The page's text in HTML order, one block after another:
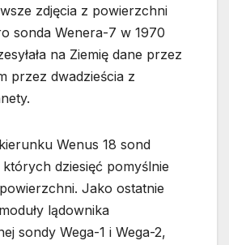
zdjęcia z powierzchni
sonda Wenera-7 w 1970
na Ziemię dane przez
przez dwadzieścia z
Wenus 18 sond
dziesięć pomyślnie
Jako ostatnie
lądownika
sondy Wega-1 i Wega-2,